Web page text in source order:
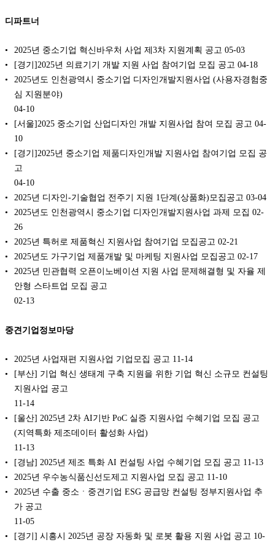
디파트너
2025년 중소기업 혁신바우처 사업 제3차 지원계획 공고 05-03
[경기]2025년 의료기기 개발 지원 사업 참여기업 모집 공고 04-18
2025년도 인천광역시 중소기업 디자인개발지원사업 (사용자경험중
심 지원분야)
04-10
[서울]2025 중소기업 산업디자인 개발 지원사업 참여 모집 공고 04-
10
[경기]2025년 중소기업 제품디자인개발 지원사업 참여기업 모집 공
고
04-10
2025년 디자인-기술협업 전주기 지원 1단계(상품화)모집공고 03-04
2025년도 인천광역시 중소기업 디자인개발지원사업 과제 모집 02-
26
2025년 특허로 제품혁신 지원사업 참여기업 모집공고 02-21
2025년도 가구기업 제품개발 및 마케팅 지원사업 모집공고 02-17
2025년 민관협력 오픈이노베이션 지원 사업 문제해결형 및 자율 제
안형 스타트업 모집 공고
02-13
중견기업정보마당
2025년 사업재편 지원사업 기업모집 공고 11-14
[부산] 기업 혁신 생태계 구축 지원을 위한 기업 혁신 소규모 컨설팅
지원사업 공고
11-14
[울산] 2025년 2차 AI기반 PoC 실증 지원사업 수혜기업 모집 공고
(지역특화 제조데이터 활성화 사업)
11-13
[경남] 2025년 제조 특화 AI 컨설팅 사업 수혜기업 모집 공고 11-13
2025년 우수농식품신선도제고 지원사업 모집 공고 11-10
2025년 수출 중소ㆍ중견기업 ESG 공급망 컨설팅 정부지원사업 추
가 공고
11-05
[경기] 시흥시 2025년 공장 자동화 및 로봇 활용 지원 사업 공고 10-